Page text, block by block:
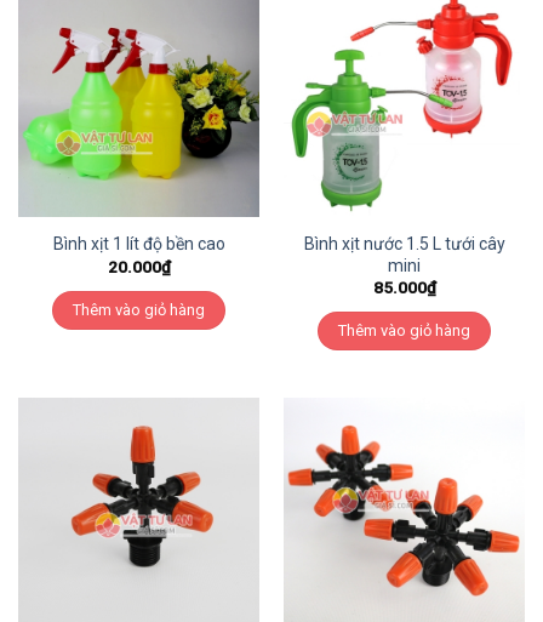
Bình xịt 1 lít độ bền cao
20.000₫
Thêm vào giỏ hàng
Bình xịt nước 1.5 L tưới cây
mini
85.000₫
Thêm vào giỏ hàng